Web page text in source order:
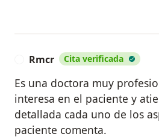
Rmcr Cita verificada
Es una doctora muy
interesa en el paciente y
detallada cada uno de los
paciente comenta.